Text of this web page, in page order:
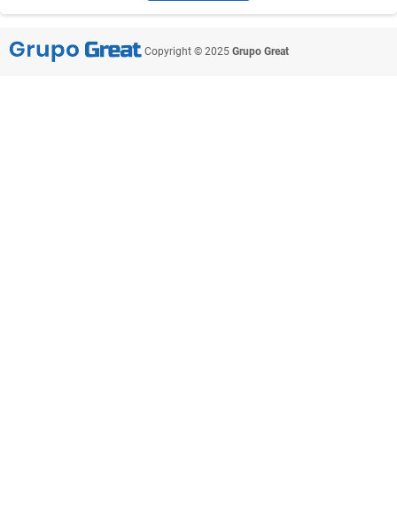
Copyright © 2025 Grupo Great